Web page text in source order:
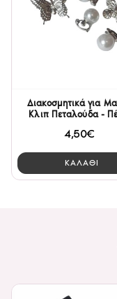
Διακοσμητικά για
Κλιπ Πεταλούδα -
4,50€
ΚΑΛΑΘΙ